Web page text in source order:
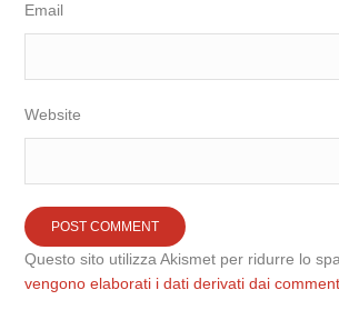
Email
Website
Questo sito utilizza Akismet per ridurre lo
vengono elaborati i dati derivati dai